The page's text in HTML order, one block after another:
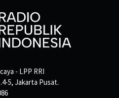
- LPP RRI
5, Jakarta Pusat.